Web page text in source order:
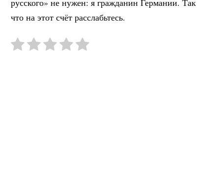
русского» не нужен: я гражданин Германии. Так
что на этот счёт расслабьтесь.